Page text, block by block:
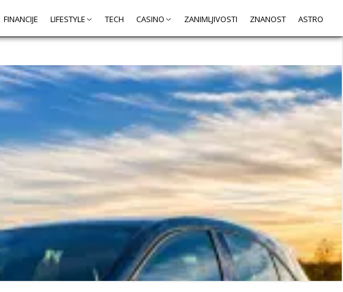
FINANCIJE LIFESTYLE TECH CASINO ZANIMLJIVOSTI ZNANOST ASTRO